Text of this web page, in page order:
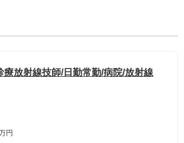
療放射線技師/日勤常勤/病院/放射線
円